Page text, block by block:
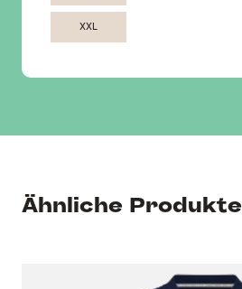
XXL
Ähnliche Produkte